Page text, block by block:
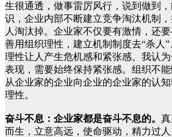
生很通透，做事雷厉风行，说到做到
识，企业内部不断建立竞争淘汰机制
人淘汰掉。企业家不仅要有激情，还
善用组织理性，建立机制制度去“杀人
理性让人产生危机感和紧张感。我认
表现，需要始终保持紧张感。组织不
从企业家的企业向企业的企业家的认
理性。
奋斗不息：企业家都是奋斗不息的。
而生，立意高远，使命驱动，精力过